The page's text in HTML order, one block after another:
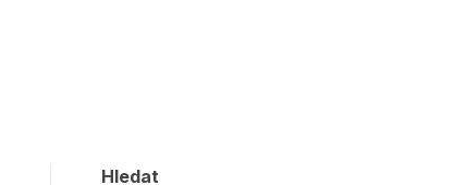
Hledat